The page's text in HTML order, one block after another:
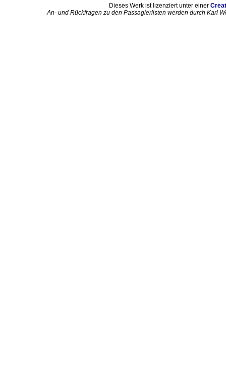
Dieses Werk ist lizenziert unter einer
An- und Rückfragen zu den Passagierlisten werden durch Karl